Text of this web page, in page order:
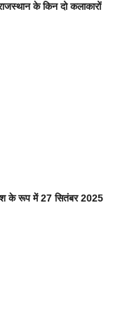
के किन दो कलाकारों
के रूप में 27 सितंबर 2025